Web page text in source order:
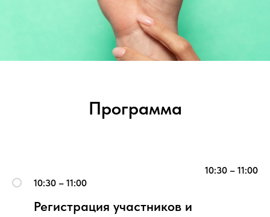
Программа
10:30 – 11:00
10:30 – 11:00
Регистрация участников и